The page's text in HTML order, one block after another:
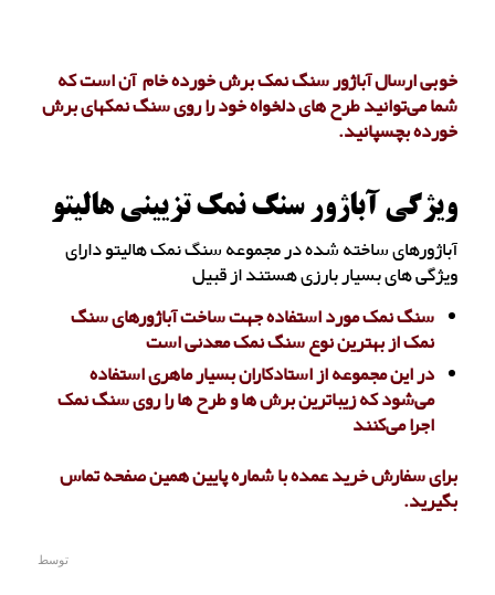
خوبی ارسال آباژور سنگ نمک برش خورده خام آن است که
شما می‌توانید طرح های دلخواه خود را روی سنگ نمکهای برش
خورده بچسپانید.
ویژگی آباژور سنگ نمک تزیینی هالیتو
آباژورهای ساخته شده در مجموعه سنگ نمک هالیتو دارای
ویژگی های بسیار بارزی هستند از قبیل
سنگ نمک مورد استفاده جهت ساخت آباژورهای سنگ
نمک از بهترین نوع سنگ نمک معدنی است
در این مجموعه از استادکاران بسیار ماهری استفاده
می‌شود که زیباترین برش ها و طرح ها را روی سنگ نمک
اجرا می‌کنند
برای سفارش خرید عمده با شماره پایین همین صفحه تماس
بگیرید.
توسط